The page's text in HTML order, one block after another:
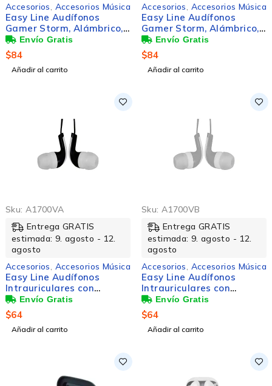
Accesorios Accesorios Música
Easy Line Audífonos
Gamer Storm, Alámbrico,
1.2 Metros, 3.5mm,
Blanco/Azul
$84
Añadir al carrito
Accesorios Accesorios Música
Easy Line Audífonos
Gamer Storm, Alámbrico,
1.2 Metros, 3.5mm,
Negro/Morado
$84
Añadir al carrito
Sku: A1700VA
Entrega GRATIS
estimada: 9. agosto - 12.
agosto
Accesorios Accesorios Música
Easy Line Audífonos
Intrauriculares con
Micrófono EL-995234,
Alámbrico, 1.2 Metros,
3.5mm, Negro/Blanco
$64
Añadir al carrito
Sku: A1700VB
Entrega GRATIS
estimada: 9. agosto - 12.
agosto
Accesorios Accesorios Música
Easy Line Audífonos
Intrauriculares con
Micrófono EL-995241,
Alámbrico, 3.5mm, Gris
$64
Añadir al carrito